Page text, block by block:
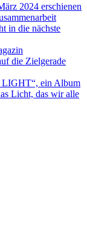
2024 erschienen
in die nächste
die Zielgerade
LIGHT“, ein Album
Licht, das wir alle